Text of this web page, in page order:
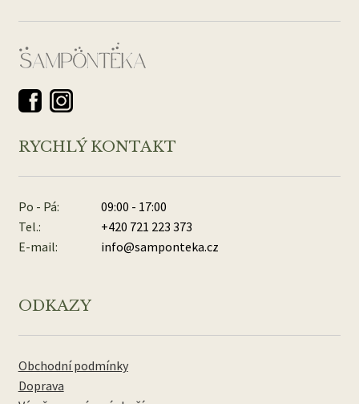
RYCHLÝ KONTAKT
Po - Pá:
09:00 - 17:00
Tel.:
+420 721 223 373
E-mail:
info@samponteka.cz
ODKAZY
Obchodní podmínky
Doprava